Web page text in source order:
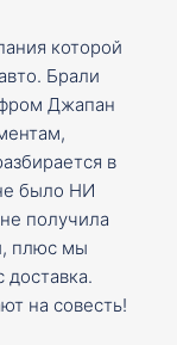
которой
Брали
Джапан
в
было НИ
получила
плюс мы
доставка.
на совесть!